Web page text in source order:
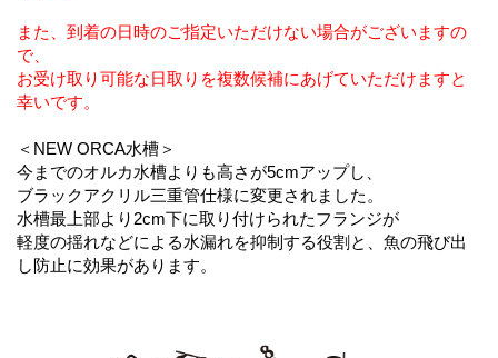
また、到着の日時のご指定いただけない場合がございますの
で、
お受け取り可能な日取りを複数候補にあげていただけますと
幸いです。
＜NEW ORCA水槽＞
今までのオルカ水槽よりも高さが5cmアップし、
ブラックアクリル三重管仕様に変更されました。
水槽最上部より2cm下に取り付けられたフランジが
軽度の揺れなどによる水漏れを抑制する役割と、魚の飛び出
し防止に効果があります。